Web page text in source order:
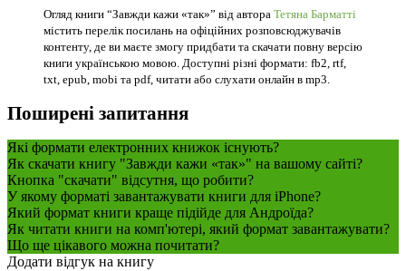
Огляд книги “Завжди кажи «так»” від автора Тетяна Барматті
містить перелік посилань на офіційних розповсюджувачів
контенту, де ви маєте змогу придбати та скачати повну версію
книги українською мовою. Доступні різні формати: fb2, rtf,
txt, epub, mobi та pdf, читати або слухати онлайн в mp3.
Поширені запитання
Які формати електронних книжок існують?
Як скачати книгу "Завжди кажи «так»" на вашому сайті?
Кнопка "скачати" відсутня, що робити?
У якому форматі завантажувати книги для iPhone?
Який формат книги краще підійде для Андроїда?
Як читати книги на комп'ютері, який формат завантажувати?
Що ще цікавого можна почитати?
Додати відгук на книгу